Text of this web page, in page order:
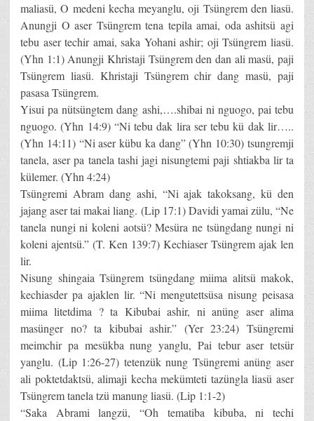
maliasü, O medeni kecha meyanglu, oji Tsüngrem den liasü.
Anungji O aser Tsüngrem tena tepila amai, oda ashitsü agi
tebu aser techir amai, saka Yohani ashir; oji Tsüngrem liasü.
(Yhn 1:1) Anungji Khristaji Tsüngrem den dan ali masü, paji
Tsüngrem liasü. Khristaji Tsüngrem chir dang masü, paji
pasasa Tsüngrem.
Yisui pa nütsüngtem dang ashi,….shibai ni nguogo, pai tebu
nguogo. (Yhn 14:9) “Ni tebu dak lira ser tebu kü dak lir…..
(Yhn 14:11) “Ni aser kübu ka dang” (Yhn 10:30) tsungremji
tanela, aser pa tanela tashi jagi nisungtemi paji shtiakba lir ta
külemer. (Yhn 4:24)
Tsüngremi Abram dang ashi, “Ni ajak takoksang, kü den
jajang aser tai makai liang. (Lip 17:1) Davidi yamai zülu, “Ne
tanela nungi ni koleni aotsü? Mesüra ne tsüngdang nungi ni
koleni ajentsü.” (T. Ken 139:7) Kechiaser Tsüngrem ajak len
lir.
Nisung shingaia Tsüngrem tsüngdang miima alitsü makok,
kechiasder pa ajaklen lir. “Ni mengutettsüsa nisung peisasa
miima litetdima ? ta Kibubai ashir, ni anüng aser alima
masünger no? ta kibubai ashir.” (Yer 23:24) Tsüngremi
meimchir pa mesükba nung yanglu, Pai tebur aser tetsür
yanglu. (Lip 1:26-27) tetenzük nung Tsüngremi anüng aser
ali poktetdaktsü, alimaji kecha mekümteti tazüngla liasü aser
Tsüngrem tanela tzü manung liasü. (Lip 1:1-2)
“Saka Abrami langzü, “Oh tematiba kibuba, ni techi